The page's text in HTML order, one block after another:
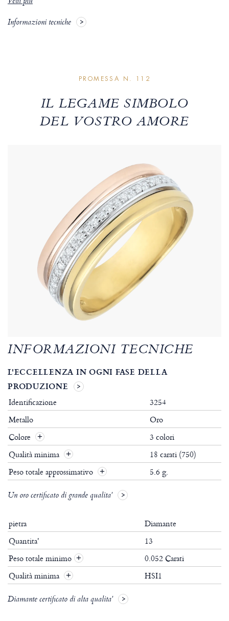
Informazioni tecniche
PROMESSA N. 112
IL LEGAME SIMBOLO
DEL VOSTRO AMORE
INFORMAZIONI TECNICHE
L'ECCELLENZA IN OGNI FASE DELLA
PRODUZIONE
Identificazione
3254
Metallo
Oro
Colore
3 colori
Qualità minima
18 carati (750)
Peso totale approssimativo
5.6 g.
Un oro certificato di grande qualita'
pietra
Diamante
Quantita'
13
Peso totale minimo +
0.052 Carati
Qualità minima + HSI1
Diamante certificato di alta qualita'